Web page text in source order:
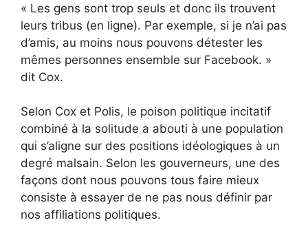
« Les gens sont trop seuls et donc ils trouvent
leurs tribus (en ligne). Par exemple, si je n’ai pas
d’amis, au moins nous pouvons détester les
mêmes personnes ensemble sur Facebook. »
dit Cox.
Selon Cox et Polis, le poison politique incitatif
combiné à la solitude a abouti à une population
qui s’aligne sur des positions idéologiques à un
degré malsain. Selon les gouverneurs, une des
façons dont nous pouvons tous faire mieux
consiste à essayer de ne pas nous définir par
nos affiliations politiques.